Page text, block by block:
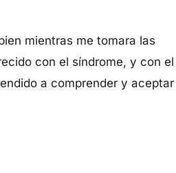
mientras me tomara las
con el síndrome, y con el
a comprender y aceptar